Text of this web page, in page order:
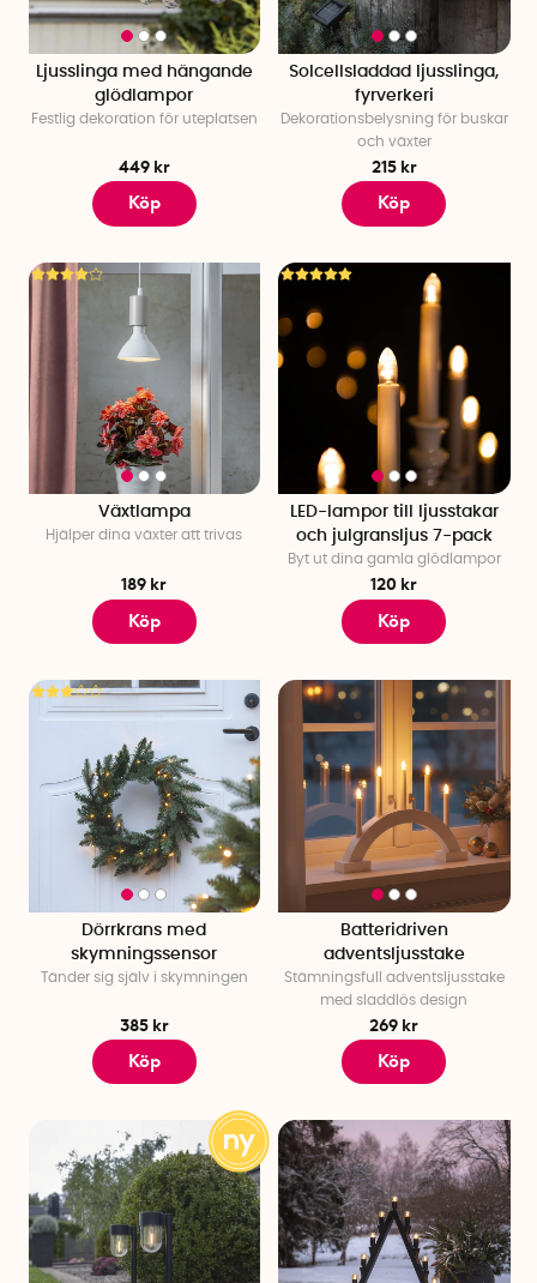
Ljusslinga med hängande
glödlampor
Festlig dekoration för uteplatsen
449 kr
Köp
Solcellsladdad ljusslinga,
fyrverkeri
Dekorationsbelysning för buskar
och växter
215 kr
Köp
Växtlampa
Hjälper dina växter att trivas
189 kr
Köp
LED-lampor till ljusstakar
och julgransljus 7-pack
Byt ut dina gamla glödlampor
120 kr
Köp
Dörrkrans med
skymningssensor
Tänder sig själv i skymningen
385 kr
Köp
Batteridriven
adventsljusstake
Stämningsfull adventsljusstake
med sladdlös design
269 kr
Köp